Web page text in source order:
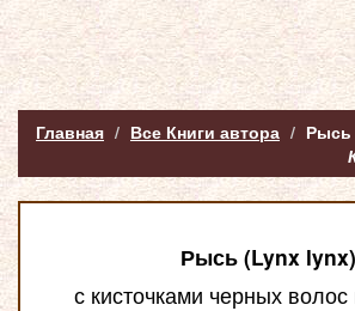
Главная Все Книги автора
Рысь
Рысь (Lynx lynx)
с кисточками черных волос